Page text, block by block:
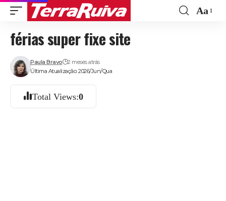
Aa
férias super fixe site
Última Atualização: 2026/Jun/Qua
Paula Bravo 2 meses atrás
Total Views:0